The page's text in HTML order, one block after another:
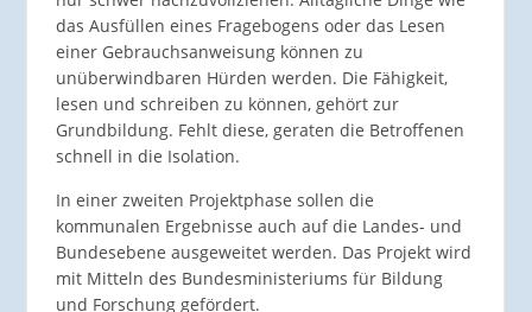
das Ausfüllen eines Fragebogens oder das Lesen
einer Gebrauchsanweisung können zu
unüberwindbaren Hürden werden. Die Fähigkeit,
lesen und schreiben zu können, gehört zur
Grundbildung. Fehlt diese, geraten die Betroffenen
schnell in die Isolation.
In einer zweiten Projektphase sollen die
kommunalen Ergebnisse auch auf die Landes- und
Bundesebene ausgeweitet werden. Das Projekt wird
mit Mitteln des Bundesministeriums für Bildung
und Forschung gefördert.